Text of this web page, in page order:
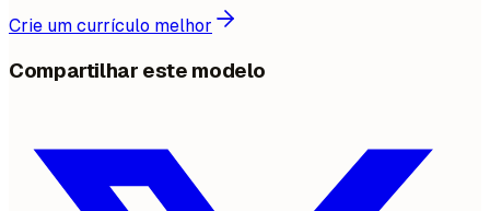
Crie um currículo melhor
Compartilhar este modelo